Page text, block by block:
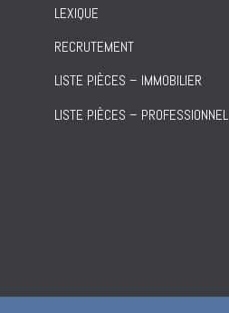
LEXIQUE
RECRUTEMENT
LISTE PIÈCES – IMMOBILIER
LISTE PIÈCES – PROFESSIONNEL